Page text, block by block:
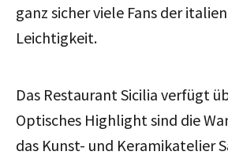
ganz sicher viele Fans der
Leichtigkeit.
Das Restaurant Sicilia verfügt
Optisches Highlight sind die
das Kunst- und Keramikatelier